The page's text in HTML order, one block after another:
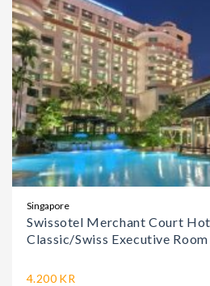
Singapore
Swissotel Merchant Court
Classic/Swiss Executive
4.200 KR